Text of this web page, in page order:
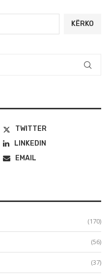
KËRKO
TWITTER
LINKEDIN
EMAIL
(170)
(56)
(37)